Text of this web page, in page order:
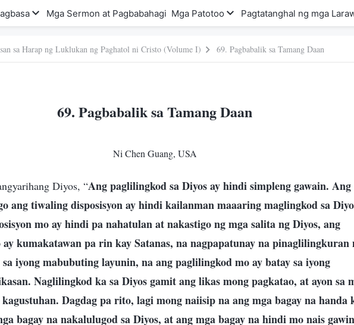
Mga Sermon at Pagbabahagi Mga Patotoo Pagtatanghal ng mga
sa Harap ng Luklukan ng Paghatol ni Cristo (Volume I) 69. Pagbabalik sa Tamang Daan
69. Pagbabalik sa Tamang Daan
Ni Chen Guang, USA
Diyos, “Ang paglilingkod sa Diyos ay hindi simpleng gawain. Ang
ang tiwaling disposisyon ay hindi kailanman maaaring maglingkod sa
mo ay hindi pa nahatulan at nakastigo ng mga salita ng Diyos, ang
ay kumakatawan pa rin kay Satanas, na nagpapatunay na pinaglilingkuran
sa iyong mabubuting layunin, na ang paglilingkod mo ay batay sa iyong
Naglilingkod ka sa Diyos gamit ang likas mong pagkatao, at ayon sa
Dagdag pa rito, lagi mong naiisip na ang mga bagay na handa
bagay na nakalulugod sa Diyos, at ang mga bagay na hindi mo nais